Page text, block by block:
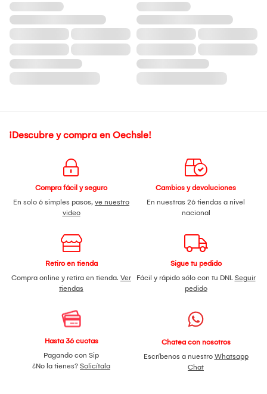
¡Descubre y compra en Oechsle!
Compra fácil y seguro
En solo 6 simples pasos, ve nuestro
video
Cambios y devoluciones
En nuestras 26 tiendas a nivel
nacional
Retiro en tienda
Compra online y retira en tienda. Ver
tiendas
Sigue tu pedido
Fácil y rápido sólo con tu DNI. Seguir
pedido
Hasta 36 cuotas
Pagando con Sip
¿No la tienes? Solicítala
Chatea con nosotros
Escríbenos a nuestro Whatsapp
Chat